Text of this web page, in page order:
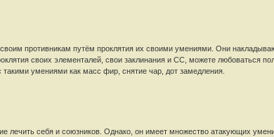
противникам путём проклятия их своими умениями. Они
своих элементалей, свои заклинания и CC, можете любоваться
умениями как масс фир, снятие чар, дот замедления.
лечить себя и союзников. Однако, он имеет множество атакующих